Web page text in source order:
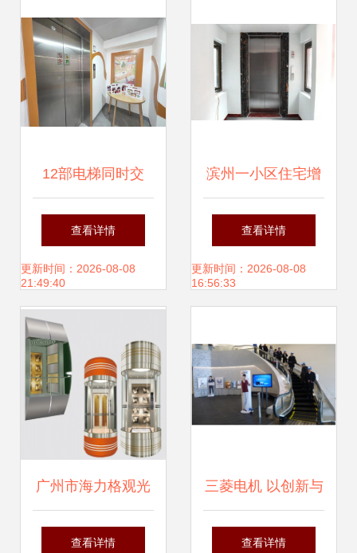
12部电梯同时交
付，长宁这里的居
民喜事连连
查看详情
更新时间：2026-08-08
21:49:40
滨州一小区住宅增
设电梯启用 居民迎
来“一键直达”新生
查看详情
更新时间：2026-08-08
16:56:33
广州市海力格观光
电梯 城市风貌与垂
查看详情
三菱电机 以创新与
品质铸就电梯制造
查看详情